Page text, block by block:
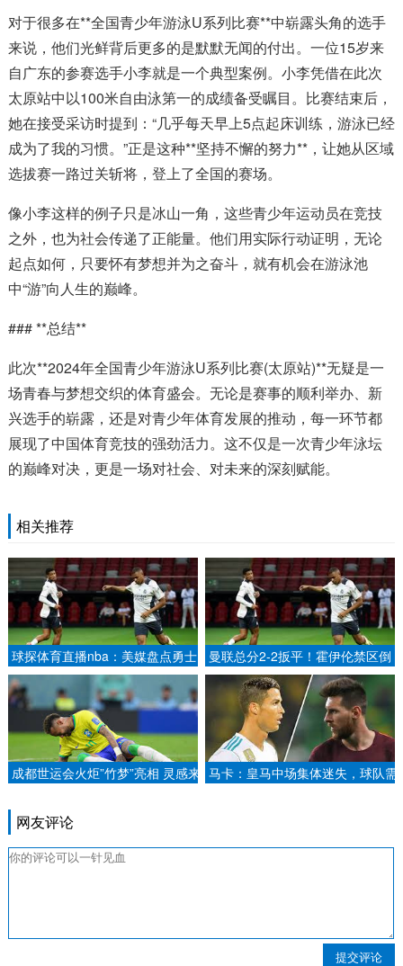
对于很多在**全国青少年游泳U系列比赛**中崭露头角的选手
来说，他们光鲜背后更多的是默默无闻的付出。一位15岁来
自广东的参赛选手小李就是一个典型案例。小李凭借在此次
太原站中以100米自由泳第一的成绩备受瞩目。比赛结束后，
她在接受采访时提到：“几乎每天早上5点起床训练，游泳已经
成为了我的习惯。”正是这种**坚持不懈的努力**，让她从区域
选拔赛一路过关斩将，登上了全国的赛场。
像小李这样的例子只是冰山一角，这些青少年运动员在竞技
之外，也为社会传递了正能量。他们用实际行动证明，无论
起点如何，只要怀有梦想并为之奋斗，就有机会在游泳池
中“游”向人生的巅峰。
### **总结**
此次**2024年全国青少年游泳U系列比赛(太原站)**无疑是一
场青春与梦想交织的体育盛会。无论是赛事的顺利举办、新
兴选手的崭露，还是对青少年体育发展的推动，每一环节都
展现了中国体育竞技的强劲活力。这不仅是一次青少年泳坛
的巅峰对决，更是一场对社会、对未来的深刻赋能。
相关推荐
球探体育直播nba：美媒盘点勇士
队史十大最伟大球员排名：库里位
列第一，杜兰特排名第九.
曼联总分2-2扳平！霍伊伦禁区倒
地造点，B费主罚点球命中.
成都世运会火炬”竹梦”亮相 灵感来
27.
马卡：皇马中场集体迷失，球队需
网友评论
提交评论